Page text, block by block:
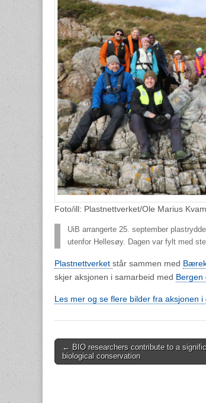
Foto/ill: Plastnettverket/Ole Marius
UiB arrangerte 25. september
utenfor Hellesøy. Dagen var fylt med
Plastnettverket står sammen med
skjer aksjonen i samarbeid med Bergen
Les mer og se flere bilder fra aksjonen
Post
navigation
← BIO researchers contribute to a
biological conservation